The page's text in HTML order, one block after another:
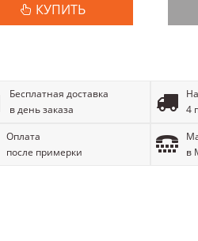
КУПИТЬ
Бесплатная доставка
в день заказа
4
Оплата
после примерки
в